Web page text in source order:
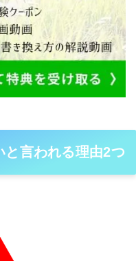
と言われる理由2つ